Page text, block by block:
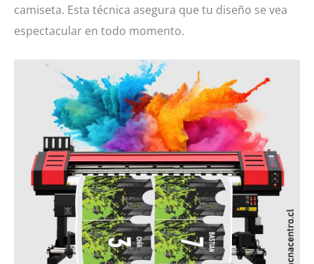
camiseta. Esta técnica asegura que tu diseño se vea
espectacular en todo momento.